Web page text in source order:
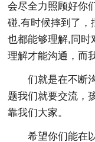
会尽全力照顾好你
碰,有时候摔到了，
也都能够理解,同时
理解才能沟通，而
们就是在不断
题我们就要交流，
靠我们大家。
希望你们能在